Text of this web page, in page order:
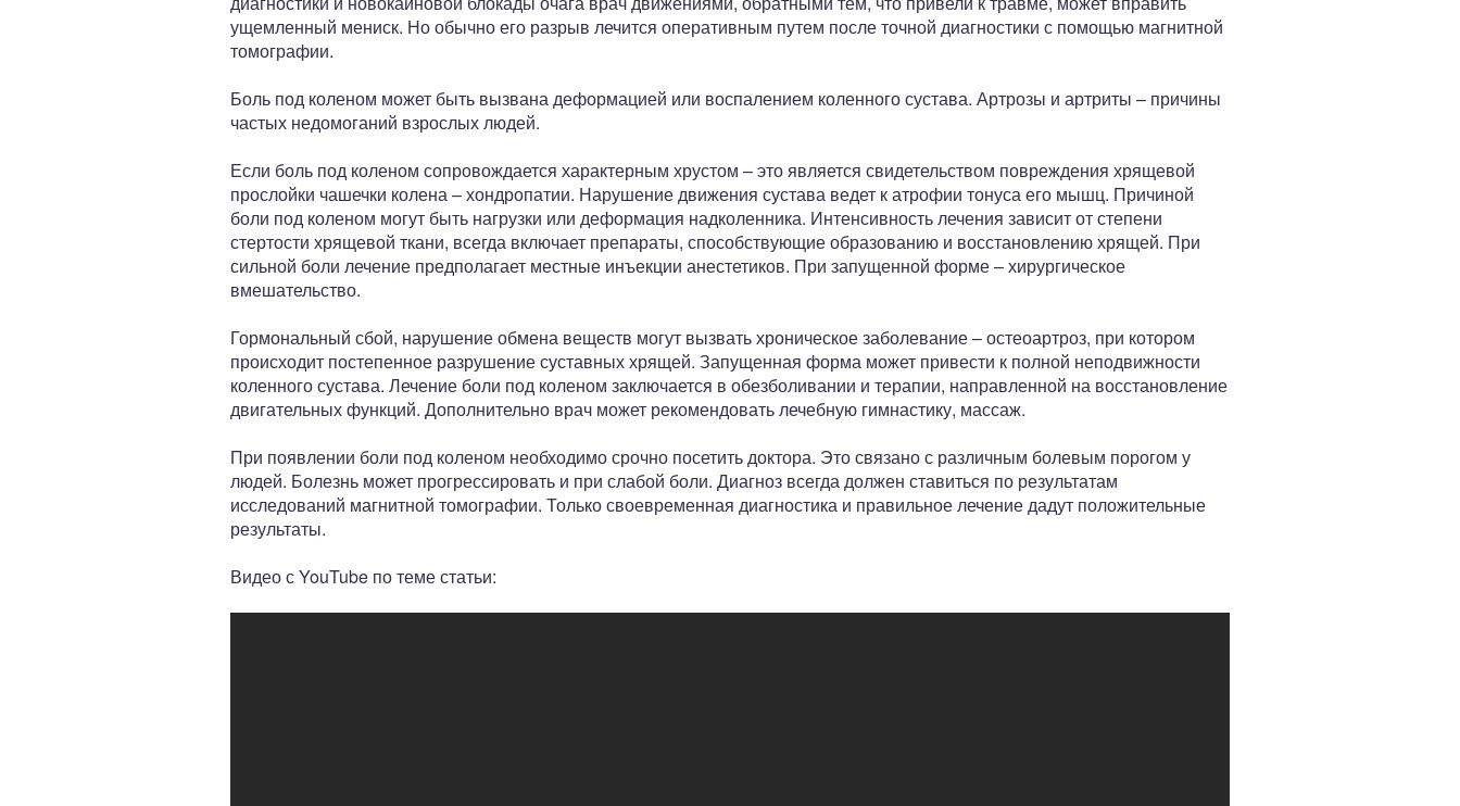
ущемленный мениск. Но обычно его разрыв лечится оперативным путем после точной диагностики с помощью магнитной
томографии.
Боль под коленом может быть вызвана деформацией или воспалением коленного сустава. Артрозы и артриты – причины
частых недомоганий взрослых людей.
Если боль под коленом сопровождается характерным хрустом – это является свидетельством повреждения хрящевой
прослойки чашечки колена – хондропатии. Нарушение движения сустава ведет к атрофии тонуса его мышц. Причиной
боли под коленом могут быть нагрузки или деформация надколенника. Интенсивность лечения зависит от степени
стертости хрящевой ткани, всегда включает препараты, способствующие образованию и восстановлению хрящей. При
сильной боли лечение предполагает местные инъекции анестетиков. При запущенной форме – хирургическое
вмешательство.
Гормональный сбой, нарушение обмена веществ могут вызвать хроническое заболевание – остеоартроз, при котором
происходит постепенное разрушение суставных хрящей. Запущенная форма может привести к полной неподвижности
коленного сустава. Лечение боли под коленом заключается в обезболивании и терапии, направленной на восстановление
двигательных функций. Дополнительно врач может рекомендовать лечебную гимнастику, массаж.
При появлении боли под коленом необходимо срочно посетить доктора. Это связано с различным болевым порогом у
людей. Болезнь может прогрессировать и при слабой боли. Диагноз всегда должен ставиться по результатам
исследований магнитной томографии. Только своевременная диагностика и правильное лечение дадут положительные
результаты.
Видео с YouTube по теме статьи: